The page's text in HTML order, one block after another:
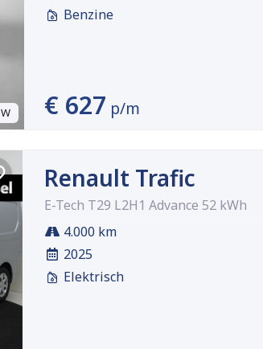
Benzine
€ 627 p/m
Renault Trafic
E-Tech T29 L2H1 Advance 52 kWh
4.000 km
2025
Elektrisch